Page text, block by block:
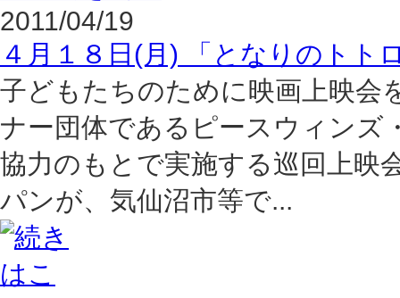
2011/04/19
４月１８日(月) 「となりのトト
子どもたちのために映画上映会
ナー団体であるピースウィンズ
協力のもとで実施する巡回上映
パンが、気仙沼市等で...